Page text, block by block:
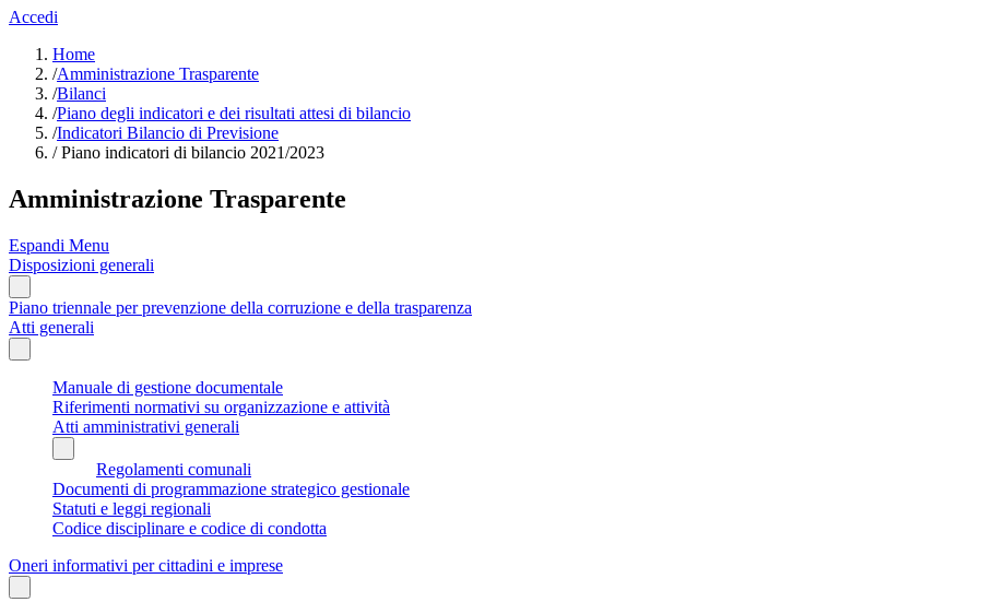
Accedi
Home
/Amministrazione Trasparente
/Bilanci
/Piano degli indicatori e dei risultati attesi di bilancio
/Indicatori Bilancio di Previsione
/Piano indicatori di bilancio 2021/2023
Amministrazione Trasparente
Espandi Menu
Disposizioni generali
Piano triennale per prevenzione della corruzione e della trasparenza
Atti generali
Manuale di gestione documentale
Riferimenti normativi su organizzazione e attività
Atti amministrativi generali
Regolamenti comunali
Documenti di programmazione strategico gestionale
Statuti e leggi regionali
Codice disciplinare e codice di condotta
Oneri informativi per cittadini e imprese